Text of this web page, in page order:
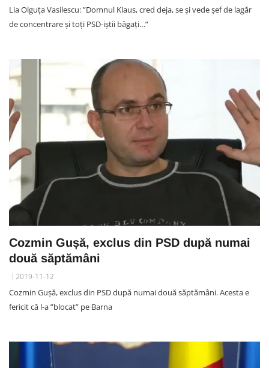
Lia Olguța Vasilescu: ”Domnul Klaus, cred deja, se şi vede şef de lagăr
de concentrare şi toţi PSD-iştii băgaţi…”
Cozmin Gușă, exclus din PSD după numai
două săptămâni
2019-11-12
Cozmin Gușă, exclus din PSD după numai două săptămâni. Acesta e
fericit că l-a ”blocat” pe Barna